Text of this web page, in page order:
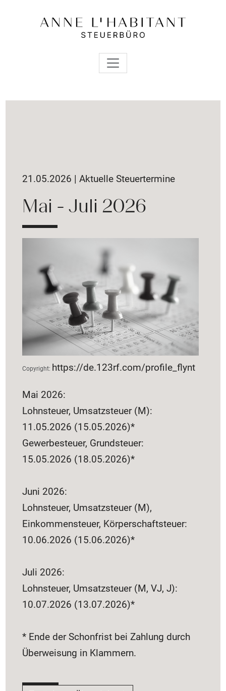
21.05.2026 | Aktuelle Steuertermine
Mai - Juli 2026
Copyright: https://de.123rf.com/profile_flynt
Mai 2026:
Lohnsteuer, Umsatzsteuer (M):
11.05.2026 (15.05.2026)*
Gewerbesteuer, Grundsteuer:
15.05.2026 (18.05.2026)*
Juni 2026:
Lohnsteuer, Umsatzsteuer (M),
Einkommensteuer, Körperschaftsteuer:
10.06.2026 (15.06.2026)*
Juli 2026:
Lohnsteuer, Umsatzsteuer (M, VJ, J):
10.07.2026 (13.07.2026)*
* Ende der Schonfrist bei Zahlung durch
Überweisung in Klammern.